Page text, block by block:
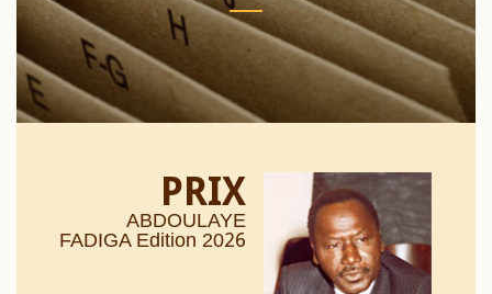
PRIX
ABDOULAYE
FADIGA Edition 2026